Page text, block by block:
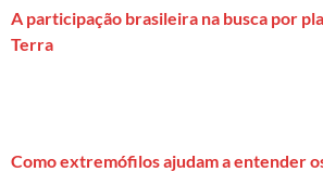
A participação brasileira na busca por
Terra
Como extremófilos ajudam a entender